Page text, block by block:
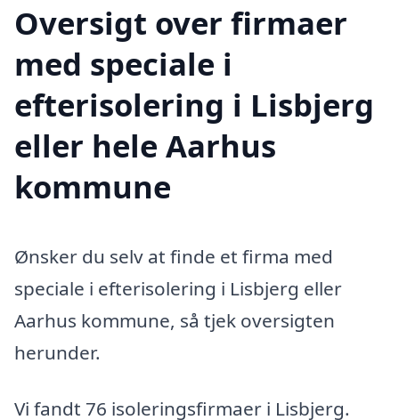
Oversigt over firmaer
med speciale i
efterisolering i Lisbjerg
eller hele Aarhus
kommune
Ønsker du selv at finde et firma med
speciale i efterisolering i Lisbjerg eller
Aarhus kommune, så tjek oversigten
herunder.
Vi fandt 76 isoleringsfirmaer i Lisbjerg.